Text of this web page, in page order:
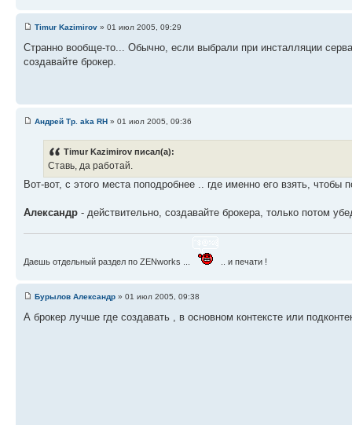
Timur Kazimirov » 01 июл 2005, 09:29
Странно вообще-то... Обычно, если выбрали при инсталляции
создавайте брокер.
Андрей Тр. aka RH » 01 июл 2005, 09:36
Timur Kazimirov писал(а):
Ставь, да работай.
Вот-вот, с этого места поподробнее .. где именно его взять, чтобы
Александр - действительно, создавайте брокера, только потом
Даешь отдельный раздел по ZENworks ... .. и печати !
Бурылов Александр » 01 июл 2005, 09:38
А брокер лучше где создавать , в основном контексте или